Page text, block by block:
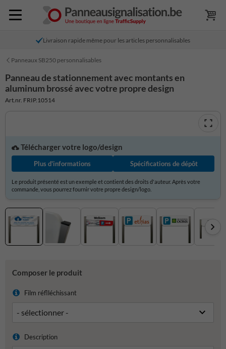
Livraison rapide même pour les articles personnalisables
Panneaux SB250 personnalisables
Panneau de stationnement avec montants en
aluminum brossé avec votre propre design
Art.nr. FRIP.10514
Télécharger votre logo/design
Plus d'informations Spécifications de dépôt
Le produit présenté est un exemple et contient des droits d'auteur. Après votre
commande, vous pourrez fournir votre propre design/logo.
Composer le produit
Film réflléchissant
Description